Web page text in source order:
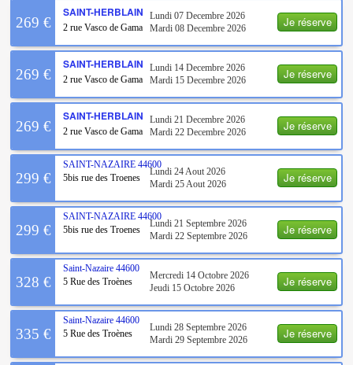
Je réserve
269 €
SAINT-HERBLAIN
2 rue Vasco de Gama
Lundi 07 Decembre 2026
Mardi 08 Decembre 2026
Je réserve
269 €
SAINT-HERBLAIN
2 rue Vasco de Gama
Lundi 14 Decembre 2026
Mardi 15 Decembre 2026
Je réserve
269 €
SAINT-HERBLAIN
2 rue Vasco de Gama
Lundi 21 Decembre 2026
Mardi 22 Decembre 2026
Je réserve
299 €
SAINT-NAZAIRE 44600
5bis rue des Troenes
Lundi 24 Aout 2026
Mardi 25 Aout 2026
Je réserve
299 €
SAINT-NAZAIRE 44600
5bis rue des Troenes
Lundi 21 Septembre 2026
Mardi 22 Septembre 2026
Je réserve
328 €
Saint-Nazaire 44600
5 Rue des Troènes
Mercredi 14 Octobre 2026
Jeudi 15 Octobre 2026
Je réserve
335 €
Saint-Nazaire 44600
5 Rue des Troènes
Lundi 28 Septembre 2026
Mardi 29 Septembre 2026